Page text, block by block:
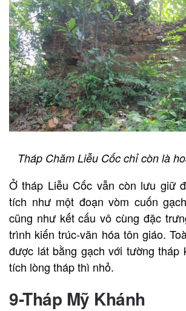
Tháp Chăm Liễu Cốc chỉ còn là
Ở tháp Liễu Cốc vẫn còn lưu giữ
tích như một đoạn vòm cuốn
cũng như kết cấu vô cùng đặc
trình kiến trúc-văn hóa tôn giáo.
được lát bằng gạch với tường tháp
tích lòng tháp thì nhỏ.
9-Tháp Mỹ Khánh